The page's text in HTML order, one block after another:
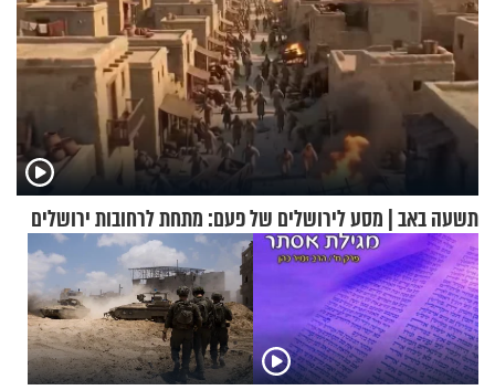
תשעה באב | מסע לירושלים של פעם: מתחת לרחובות ירושלים